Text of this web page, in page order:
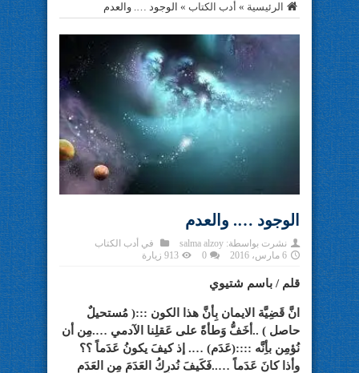
الرئيسية » أدب الكتاب » الوجود …. والعدم
الوجود …. والعدم
نشرت بواسطة: salma alzoy في أدب الكتاب
6 مارس، 2016
0 913 زيارة
قلم / باسم شتيوي
انَّ قَضِيَّة الايمان بِأنَّ هذا الكون :::( مُستحيلٌ
حاصل ) ..أخَفُّ وَطأةً على عَقلِنا الآدمي ….مِن أن
نُؤمِن بأِنَّه ::::(عَدَم) …. إذ كيفَ يكونُ عَدَماً ؟؟
وأذا كانَ عَدَماً …..فَكَيفَ نُدرِكُ العَدَمَ مِن العَدَم